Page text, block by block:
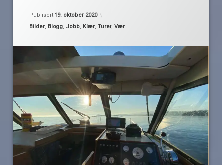
Publisert 19. oktober 2020
Kategorier:
Bilder, Blogg, Jobb, Klær,Turer,Vær
Tur